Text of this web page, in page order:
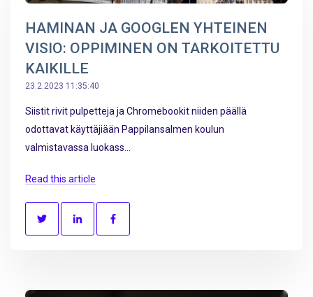
HAMINAN JA GOOGLEN YHTEINEN
VISIO: OPPIMINEN ON TARKOITETTU
KAIKILLE
23.2.2023 11:35:40
Siistit rivit pulpetteja ja Chromebookit niiden päällä
odottavat käyttäjiään Pappilansalmen koulun
valmistavassa luokass...
Read this article